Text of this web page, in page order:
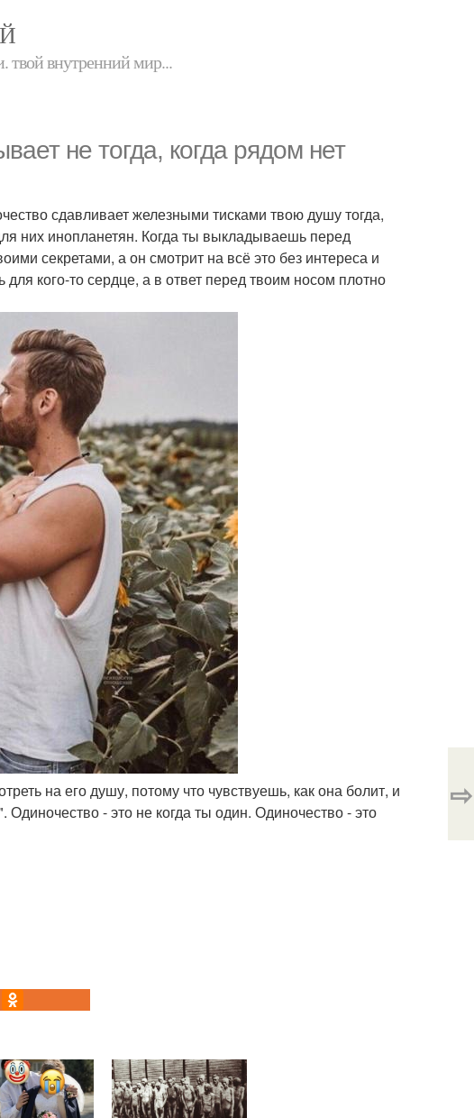
твой внутренний мир...
не тогда, когда рядом нет
сдавливает железными тисками твою душу тогда,
них инопланетян. Когда ты выкладываешь перед
секретами, а он смотрит на всё это без интереса и
кого-то сердце, а в ответ перед твоим носом плотно
на его душу, потому что чувствуешь, как она болит, и
Одиночество - это не когда ты один. Одиночество - это
⇨